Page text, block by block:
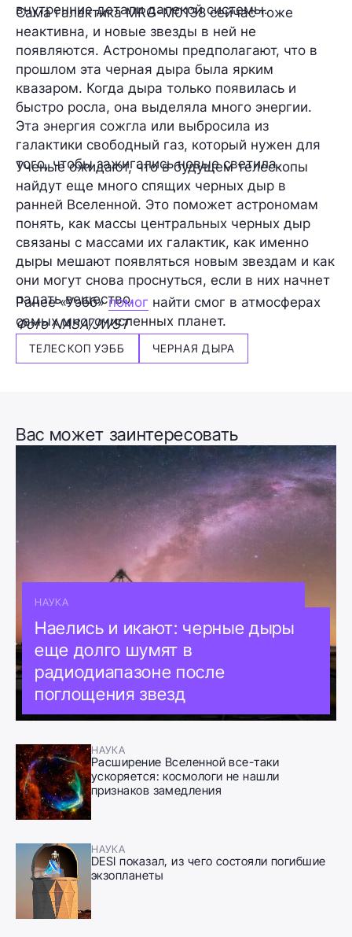
внутренние детали далекой системы.
Сама галактика MRG-M0138 сейчас тоже
неактивна, и новые звезды в ней не
появляются. Астрономы предполагают, что в
прошлом эта черная дыра была ярким
квазаром. Когда дыра только появилась и
быстро росла, она выделяла много энергии.
Эта энергия сожгла или выбросила из
галактики свободный газ, который нужен для
того, чтобы зажигались новые светила.
Ученые ожидают, что в будущем телескопы
найдут еще много спящих черных дыр в
ранней Вселенной. Это поможет астрономам
понять, как массы центральных черных дыр
связаны с массами их галактик, как именно
дыры мешают появляться новым звездам и как
они могут снова проснуться, если в них начнет
падать вещество.
Ранее «Уэбб»помог найти смог в атмосферах
самых многочисленных планет.
Фото NASA/JWST
ТЕЛЕСКОП УЭББ ЧЕРНАЯ ДЫРА
Вас может заинтересовать
НАУКА
Наелись и икают: черные дыры
еще долго шумят в
радиодиапазоне после
поглощения звезд
НАУКА
Расширение Вселенной все-таки
ускоряется: космологи не нашли
признаков замедления
НАУКА
DESI показал, из чего состояли погибшие
экзопланеты